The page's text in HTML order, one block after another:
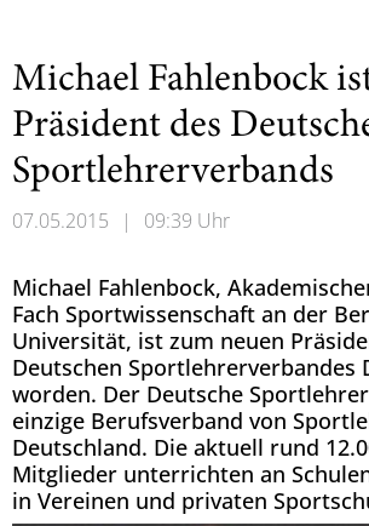
Michael Fahlenbock
Präsident des
Sportlehrerverbands
07.05.2015 | 09:39 Uhr
Michael Fahlenbock,
Fach Sportwissenschaft an der
Universität, ist zum neuen
Deutschen Sportlehrerverbandes
worden. Der Deutsche
einzige Berufsverband von
Deutschland. Die aktuell rund
Mitglieder unterrichten an
in Vereinen und privaten